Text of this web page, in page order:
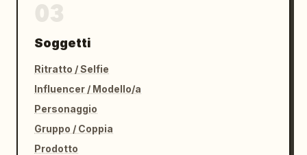
Soggetti
Ritratto / Selfie
Influencer / Modello/a
Personaggio
Gruppo / Coppia
Prodotto